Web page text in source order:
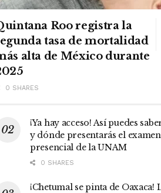
Roo registra la
tasa de mortalidad
alta de México durante
0 SHARES
¡Ya hay acceso! Así puedes
y dónde presentarás el examen
presencial de la UNAM
0 SHARES
¡Chetumal se pinta de Oaxaca!